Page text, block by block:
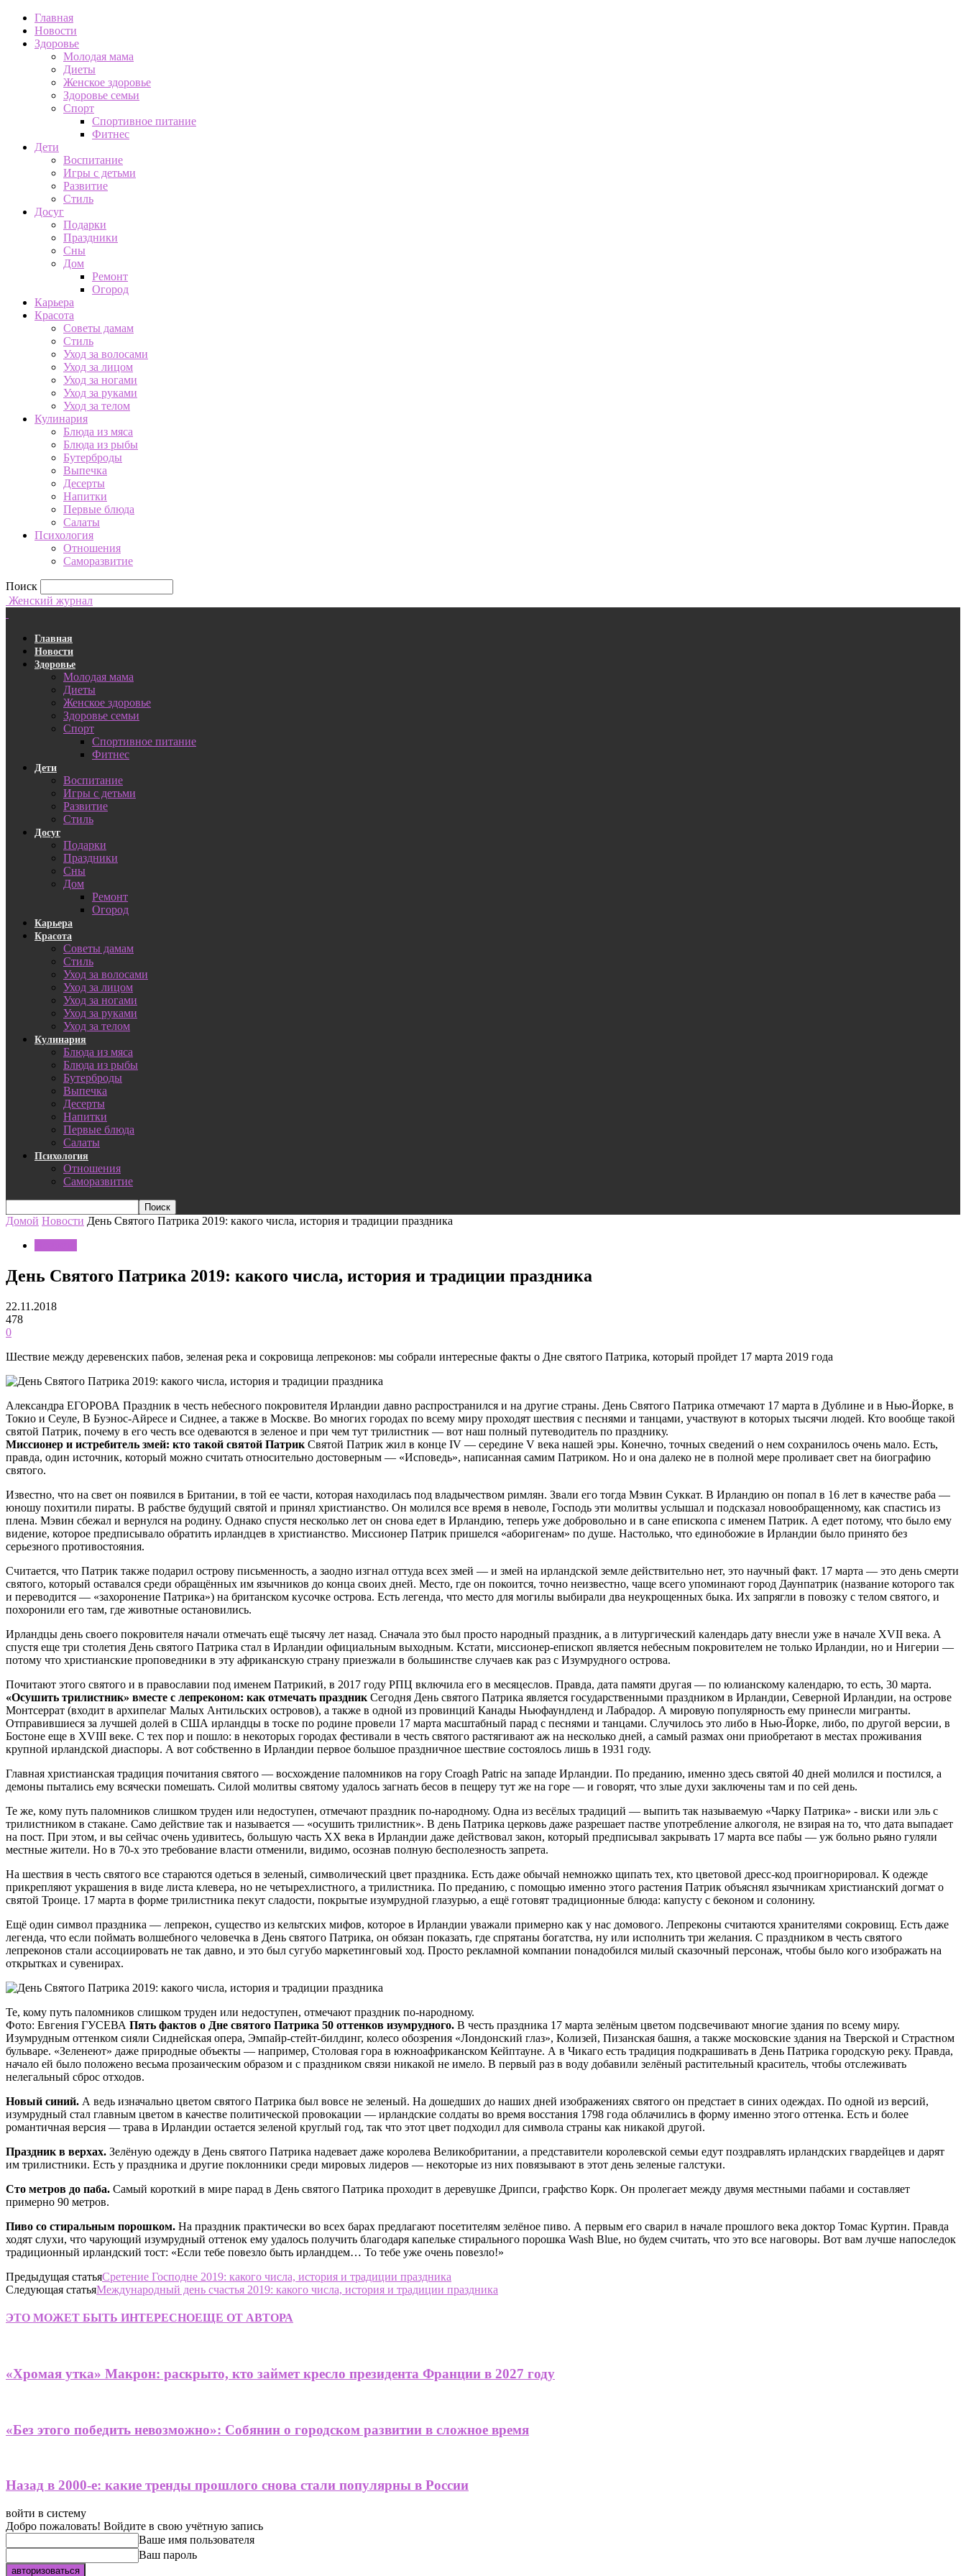
Главная
Новости
Здоровье
Молодая мама
Диеты
Женское здоровье
Здоровье семьи
Спорт
Спортивное питание
Фитнес
Дети
Воспитание
Игры с детьми
Развитие
Стиль
Досуг
Подарки
Праздники
Сны
Дом
Ремонт
Огород
Карьера
Красота
Советы дамам
Стиль
Уход за волосами
Уход за лицом
Уход за ногами
Уход за руками
Уход за телом
Кулинария
Блюда из мяса
Блюда из рыбы
Бутерброды
Выпечка
Десерты
Напитки
Первые блюда
Салаты
Психология
Отношения
Саморазвитие
Поиск
Женский журнал
Главная
Новости
Здоровье
Молодая мама
Диеты
Женское здоровье
Здоровье семьи
Спорт
Спортивное питание
Фитнес
Дети
Воспитание
Игры с детьми
Развитие
Стиль
Досуг
Подарки
Праздники
Сны
Дом
Ремонт
Огород
Карьера
Красота
Советы дамам
Стиль
Уход за волосами
Уход за лицом
Уход за ногами
Уход за руками
Уход за телом
Кулинария
Блюда из мяса
Блюда из рыбы
Бутерброды
Выпечка
Десерты
Напитки
Первые блюда
Салаты
Психология
Отношения
Саморазвитие
Домой Новости День Святого Патрика 2019: какого числа, история и традиции праздника
День Святого Патрика 2019: какого числа, история и традиции праздника
22.11.2018
478
0
Шествие между деревенских пабов, зеленая река и сокровища лепреконов: мы собрали интересные факты о Дне святого Патрика, который пройдет 17 марта 2019 года
Александра ЕГОРОВА Праздник в честь небесного покровителя Ирландии давно распространился и на другие страны. День Святого Патрика отмечают 17 марта в Дублине и в Нью-Йорке, в
Токио и Сеуле, В Буэнос-Айресе и Сиднее, а также в Москве. Во многих городах по всему миру проходят шествия с песнями и танцами, участвуют в которых тысячи людей. Кто вообще такой
святой Патрик, почему в его честь все одеваются в зеленое и при чем тут трилистник — вот наш полный путеводитель по празднику.
Миссионер и истребитель змей: кто такой святой Патрик Святой Патрик жил в конце IV — середине V века нашей эры. Конечно, точных сведений о нем сохранилось очень мало. Есть,
правда, один источник, который можно считать относительно достоверным — «Исповедь», написанная самим Патриком. Но и она далеко не в полной мере проливает свет на биографию
святого.
Известно, что на свет он появился в Британии, в той ее части, которая находилась под владычеством римлян. Звали его тогда Мэвин Суккат. В Ирландию он попал в 16 лет в качестве раба —
юношу похитили пираты. В рабстве будущий святой и принял христианство. Он молился все время в неволе, Господь эти молитвы услышал и подсказал новообращенному, как спастись из
плена. Мэвин сбежал и вернулся на родину. Однако спустя несколько лет он снова едет в Ирландию, теперь уже добровольно и в сане епископа с именем Патрик. А едет потому, что было ему
видение, которое предписывало обратить ирландцев в христианство. Миссионер Патрик пришелся «аборигенам» по душе. Настолько, что единобожие в Ирландии было принято без
серьезного противостояния.
Считается, что Патрик также подарил острову письменность, а заодно изгнал оттуда всех змей — и змей на ирландской земле действительно нет, это научный факт. 17 марта — это день смерти
святого, который оставался среди обращённых им язычников до конца своих дней. Место, где он покоится, точно неизвестно, чаще всего упоминают город Даунпатрик (название которого так
и переводится — «захоронение Патрика») на британском кусочке острова. Есть легенда, что место для могилы выбирали два неукрощенных быка. Их запрягли в повозку с телом святого, и
похоронили его там, где животные остановились.
Ирландцы день своего покровителя начали отмечать ещё тысячу лет назад. Сначала это был просто народный праздник, а в литургический календарь дату внесли уже в начале XVII века. А
спустя еще три столетия День святого Патрика стал в Ирландии официальным выходным. Кстати, миссионер-епископ является небесным покровителем не только Ирландии, но и Нигерии —
потому что христианские проповедники в эту африканскую страну приезжали в большинстве случаев как раз с Изумрудного острова.
Почитают этого святого и в православии под именем Патрикий, в 2017 году РПЦ включила его в месяцеслов. Правда, дата памяти другая — по юлианскому календарю, то есть, 30 марта.
«Осушить трилистник» вместе с лепреконом: как отмечать праздник Сегодня День святого Патрика является государственными праздником в Ирландии, Северной Ирландии, на острове
Монтсеррат (входит в архипелаг Малых Антильских островов), а также в одной из провинций Канады Ньюфаундленд и Лабрадор. А мировую популярность ему принесли мигранты.
Отправившиеся за лучшей долей в США ирландцы в тоске по родине провели 17 марта масштабный парад с песнями и танцами. Случилось это либо в Нью-Йорке, либо, по другой версии, в
Бостоне еще в XVIII веке. С тех пор и пошло: в некоторых городах фестивали в честь святого растягивают аж на несколько дней, а самый размах они приобретают в местах проживания
крупной ирландской диаспоры. А вот собственно в Ирландии первое большое праздничное шествие состоялось лишь в 1931 году.
Главная христианская традиция почитания святого — восхождение паломников на гору Croagh Patric на западе Ирландии. По преданию, именно здесь святой 40 дней молился и постился, а
демоны пытались ему всячески помешать. Силой молитвы святому удалось загнать бесов в пещеру тут же на горе — и говорят, что злые духи заключены там и по сей день.
Те же, кому путь паломников слишком труден или недоступен, отмечают праздник по-народному. Одна из весёлых традиций — выпить так называемую «Чарку Патрика» ‑ виски или эль с
трилистником в стакане. Само действие так и называется — «осушить трилистник». В день Патрика церковь даже разрешает пастве употребление алкоголя, не взирая на то, что дата выпадает
на пост. При этом, и вы сейчас очень удивитесь, большую часть XX века в Ирландии даже действовал закон, который предписывал закрывать 17 марта все пабы — уж больно рьяно гуляли
местные жители. Но в 70-х это требование власти отменили, видимо, осознав полную бесполезность запрета.
На шествия в честь святого все стараются одеться в зеленый, символический цвет праздника. Есть даже обычай немножко щипать тех, кто цветовой дресс-код проигнорировал. К одежде
прикрепляют украшения в виде листа клевера, но не четырехлистного, а трилистника. По преданию, с помощью именно этого растения Патрик объяснял язычникам христианский догмат о
святой Троице. 17 марта в форме трилистника пекут сладости, покрытые изумрудной глазурью, а ещё готовят традиционные блюда: капусту с беконом и солонину.
Ещё один символ праздника — лепрекон, существо из кельтских мифов, которое в Ирландии уважали примерно как у нас домового. Лепреконы считаются хранителями сокровищ. Есть даже
легенда, что если поймать волшебного человечка в День святого Патрика, он обязан показать, где спрятаны богатства, ну или исполнить три желания. С праздником в честь святого
лепреконов стали ассоциировать не так давно, и это был сугубо маркетинговый ход. Просто рекламной компании понадобился милый сказочный персонаж, чтобы было кого изображать на
открытках и сувенирах.
Те, кому путь паломников слишком труден или недоступен, отмечают праздник по-народному.
Фото: Евгения ГУСЕВА Пять фактов о Дне святого Патрика 50 оттенков изумрудного. В честь праздника 17 марта зелёным цветом подсвечивают многие здания по всему миру.
Изумрудным оттенком сияли Сиднейская опера, Эмпайр-стейт-билдинг, колесо обозрения «Лондонский глаз», Колизей, Пизанская башня, а также московские здания на Тверской и Страстном
бульваре. «Зеленеют» даже природные объекты — например, Столовая гора в южноафриканском Кейптауне. А в Чикаго есть традиция подкрашивать в День Патрика городскую реку. Правда,
начало ей было положено весьма прозаическим образом и с праздником связи никакой не имело. В первый раз в воду добавили зелёный растительный краситель, чтобы отслеживать
нелегальный сброс отходов.
Новый синий. А ведь изначально цветом святого Патрика был вовсе не зеленый. На дошедших до наших дней изображениях святого он предстает в синих одеждах. По одной из версий,
изумрудный стал главным цветом в качестве политической провокации — ирландские солдаты во время восстания 1798 года облачились в форму именно этого оттенка. Есть и более
романтичная версия — трава в Ирландии остается зеленой круглый год, так что этот цвет подходил для символа страны как никакой другой.
Праздник в верхах. Зелёную одежду в День святого Патрика надевает даже королева Великобритании, а представители королевской семьи едут поздравлять ирландских гвардейцев и дарят
им трилистники. Есть у праздника и другие поклонники среди мировых лидеров — некоторые из них повязывают в этот день зеленые галстуки.
Сто метров до паба. Самый короткий в мире парад в День святого Патрика проходит в деревушке Дрипси, графство Корк. Он пролегает между двумя местными пабами и составляет
примерно 90 метров.
Пиво со стиральным порошком. На праздник практически во всех барах предлагают посетителям зелёное пиво. А первым его сварил в начале прошлого века доктор Томас Куртин. Правда
ходят слухи, что чарующий изумрудный оттенок ему удалось получить благодаря капельке стирального порошка Wash Blue, но будем считать, что это все наговоры. Вот вам лучше напоследок
традиционный ирландский тост: «Если тебе повезло быть ирландцем… То тебе уже очень повезло!»
Предыдущая статьяСретение Господне 2019: какого числа, история и традиции праздника
Следующая статьяМеждународный день счастья 2019: какого числа, история и традиции праздника
ЭТО МОЖЕТ БЫТЬ ИНТЕРЕСНОЕЩЕ ОТ АВТОРА
«Хромая утка» Макрон: раскрыто, кто займет кресло президента Франции в 2027 году
«Без этого победить невозможно»: Собянин о городском развитии в сложное время
Назад в 2000-е: какие тренды прошлого снова стали популярны в России
войти в систему
Добро пожаловать! Войдите в свою учётную запись
Ваше имя пользователя
Ваш пароль